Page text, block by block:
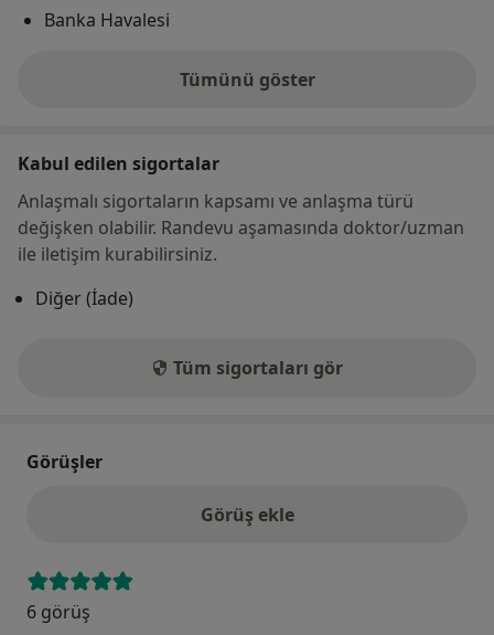
Banka Havalesi
Tümünü göster
adres hakkında
Kabul edilen sigortalar
Anlaşmalı sigortaların kapsamı ve anlaşma türü
değişken olabilir. Randevu aşamasında doktor/uzman
ile iletişim kurabilirsiniz.
Diğer (İade)
Tüm sigortaları gör
Görüşler
Görüş ekle
6 görüş